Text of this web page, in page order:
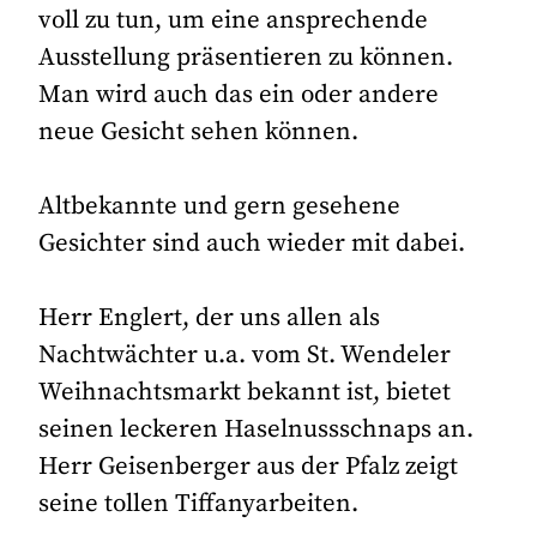
voll zu tun, um eine ansprechende
Ausstellung präsentieren zu können.
Man wird auch das ein oder andere
neue Gesicht sehen können.
Altbekannte und gern gesehene
Gesichter sind auch wieder mit dabei.
Herr Englert, der uns allen als
Nachtwächter u.a. vom St. Wendeler
Weihnachtsmarkt bekannt ist, bietet
seinen leckeren Haselnussschnaps an.
Herr Geisenberger aus der Pfalz zeigt
seine tollen Tiffanyarbeiten.